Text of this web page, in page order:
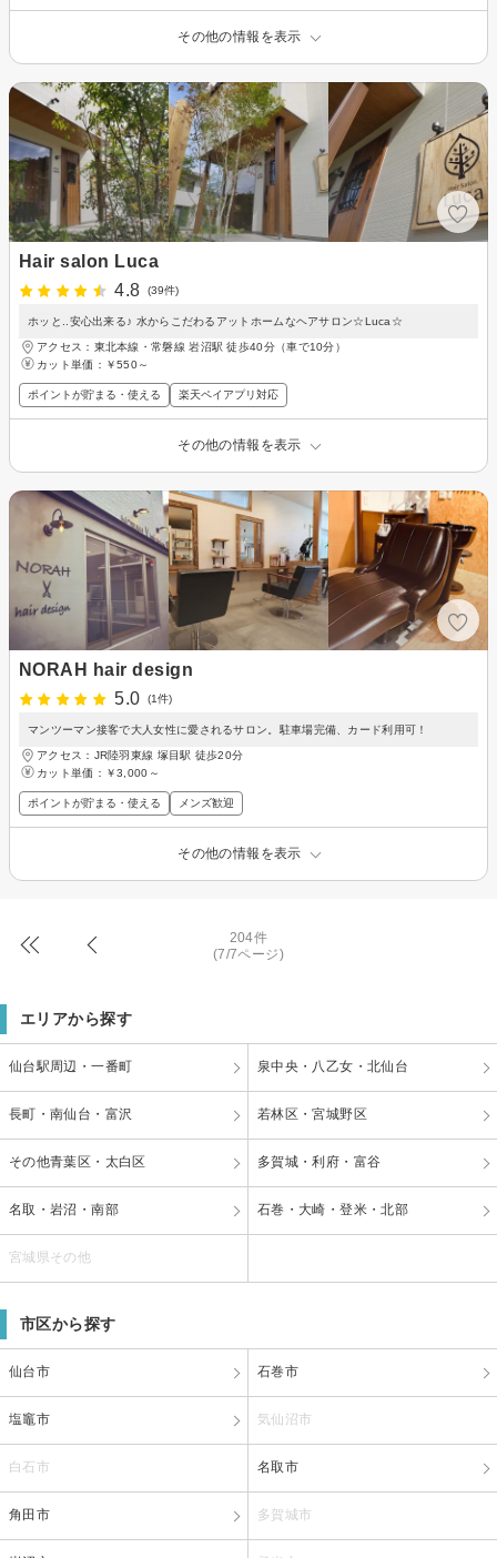
その他の情報を表示
Hair salon Luca
4.8
(39件)
ホッと..安心出来る♪ 水からこだわるアットホームなヘアサロン☆Luca☆
アクセス：東北本線・常磐線 岩沼駅 徒歩40分（車で10分）
カット単価： ￥550～
ポイントが貯まる・使える 楽天ペイアプリ対応
その他の情報を表示
NORAH hair design
5.0
(1件)
マンツーマン接客で大人女性に愛されるサロン。駐車場完備、カード利用可！
アクセス：JR陸羽東線 塚目駅 徒歩20分
カット単価： ￥3,000～
ポイントが貯まる・使える メンズ歓迎
その他の情報を表示
204件
(7/7ページ)
エリアから探す
仙台駅周辺・一番町 泉中央・八乙女・北仙台
長町・南仙台・富沢 若林区・宮城野区
その他青葉区・太白区 多賀城・利府・富谷
名取・岩沼・南部 石巻・大崎・登米・北部
宮城県その他
市区から探す
仙台市 石巻市
塩竈市 気仙沼市
白石市 名取市
角田市 多賀城市